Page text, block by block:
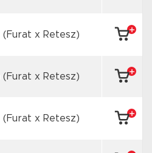
(Furat x Retesz)
(Furat x Retesz)
(Furat x Retesz)